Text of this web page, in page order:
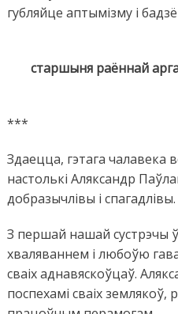
губляйце аптымізму і
старшыня раённай
***
Здаецца, гэтага чалавека
настолькі Аляксандр
добразычлівы і спагадлівы.
З першай нашай сустрэчы
хваляваннем і любоўю
сваіх аднавяскоўцаў.
поспехамі сваіх землякоў,